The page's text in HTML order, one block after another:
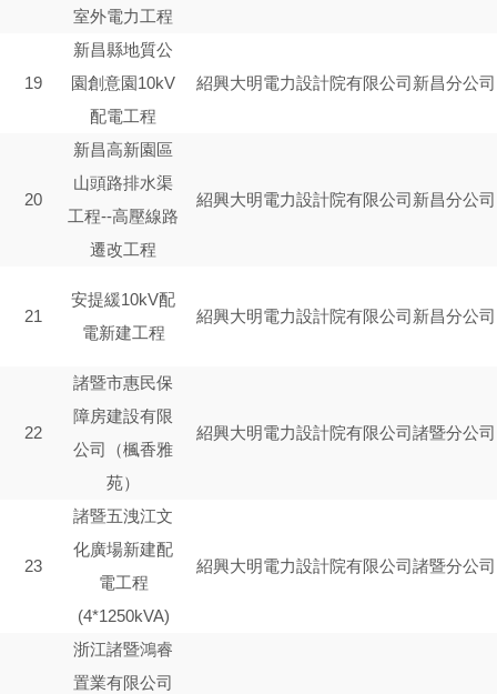
室外電力工程
19
新昌縣地質公
園創意園10kV
配電工程
紹興大明電力設計院有限公司新昌分公司
20
新昌高新園區
山頭路排水渠
工程--高壓線路
遷改工程
紹興大明電力設計院有限公司新昌分公司
21
安提緩10kV配
電新建工程
紹興大明電力設計院有限公司新昌分公司
22
諸暨市惠民保
障房建設有限
公司（楓香雅
苑）
紹興大明電力設計院有限公司諸暨分公司
23
諸暨五洩江文
化廣場新建配
電工程
(4*1250kVA)
紹興大明電力設計院有限公司諸暨分公司
浙江諸暨鴻睿
置業有限公司